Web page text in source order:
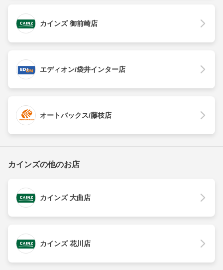
カインズ 御前崎店
エディオン/袋井インター店
オートバックス/藤枝店
カインズの他のお店
カインズ 大曲店
カインズ 花川店